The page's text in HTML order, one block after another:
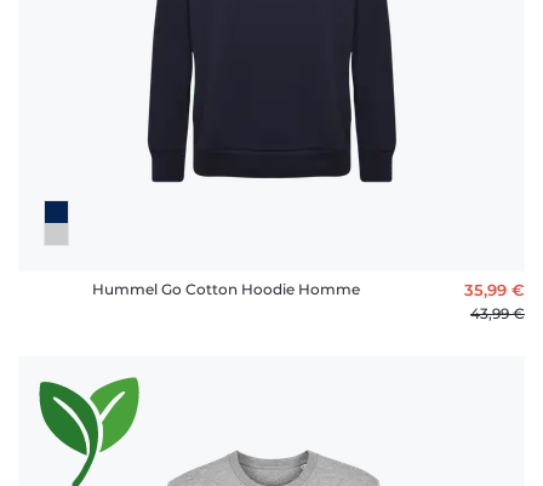
Hummel Go Cotton Hoodie Homme 35,99 €
43,99 €